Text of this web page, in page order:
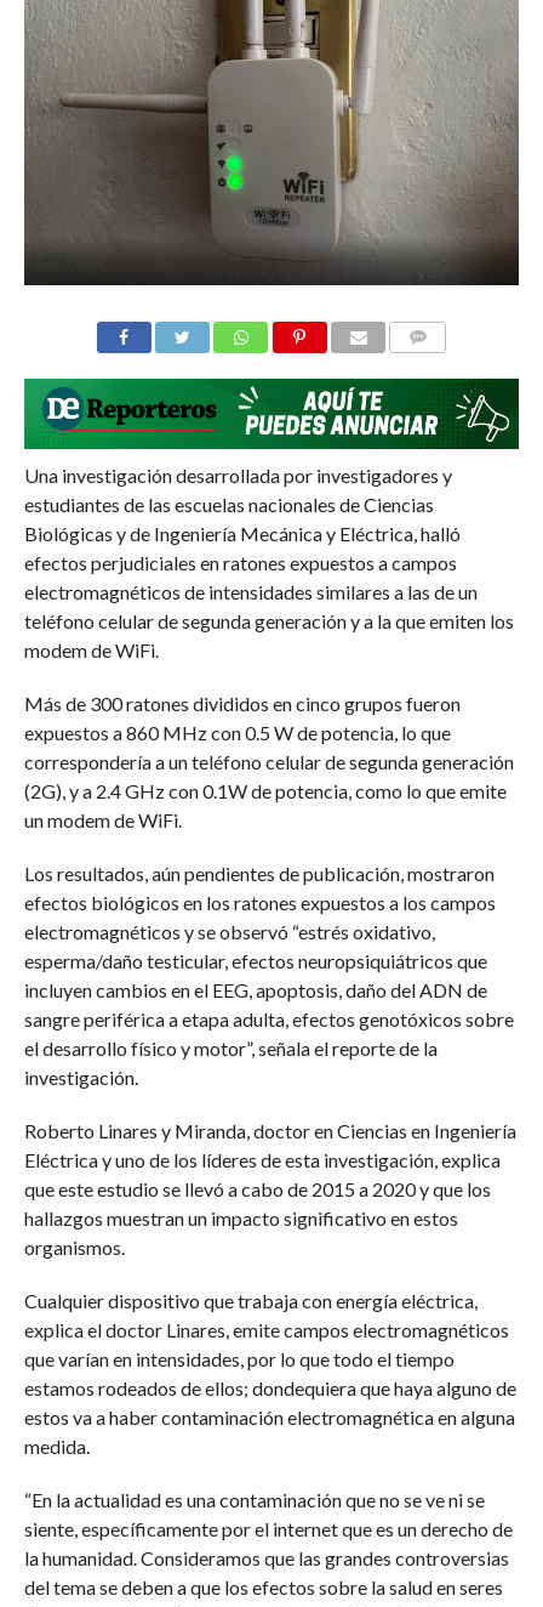
Una investigación desarrollada por investigadores y
estudiantes de las escuelas nacionales de Ciencias
Biológicas y de Ingeniería Mecánica y Eléctrica, halló
efectos perjudiciales en ratones expuestos a campos
electromagnéticos de intensidades similares a las de un
teléfono celular de segunda generación y a la que emiten los
modem de WiFi.
Más de 300 ratones divididos en cinco grupos fueron
expuestos a 860 MHz con 0.5 W de potencia, lo que
correspondería a un teléfono celular de segunda generación
(2G), y a 2.4 GHz con 0.1W de potencia, como lo que emite
un modem de WiFi.
Los resultados, aún pendientes de publicación, mostraron
efectos biológicos en los ratones expuestos a los campos
electromagnéticos y se observó “estrés oxidativo,
esperma/daño testicular, efectos neuropsiquiátricos que
incluyen cambios en el EEG, apoptosis, daño del ADN de
sangre periférica a etapa adulta, efectos genotóxicos sobre
el desarrollo físico y motor”, señala el reporte de la
investigación.
Roberto Linares y Miranda, doctor en Ciencias en Ingeniería
Eléctrica y uno de los líderes de esta investigación, explica
que este estudio se llevó a cabo de 2015 a 2020 y que los
hallazgos muestran un impacto significativo en estos
organismos.
Cualquier dispositivo que trabaja con energía eléctrica,
explica el doctor Linares, emite campos electromagnéticos
que varían en intensidades, por lo que todo el tiempo
estamos rodeados de ellos; dondequiera que haya alguno de
estos va a haber contaminación electromagnética en alguna
medida.
“En la actualidad es una contaminación que no se ve ni se
siente, específicamente por el internet que es un derecho de
la humanidad. Consideramos que las grandes controversias
del tema se deben a que los efectos sobre la salud en seres